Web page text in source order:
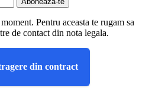
Pentru aceasta te rugam sa
de contact din nota legala.
din contract